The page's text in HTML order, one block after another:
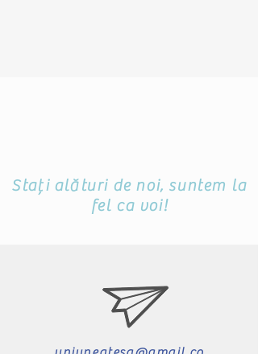
Stați alături de noi, suntem la
fel ca voi!